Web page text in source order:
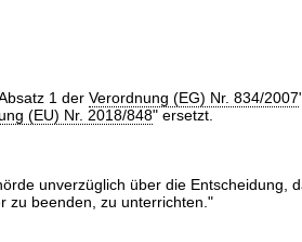
1 derVerordnung (EG) Nr. 834/2007
(EU) Nr. 2018/848" ersetzt.
unverzüglich über die Entscheidung,
zu beenden, zu unterrichten."